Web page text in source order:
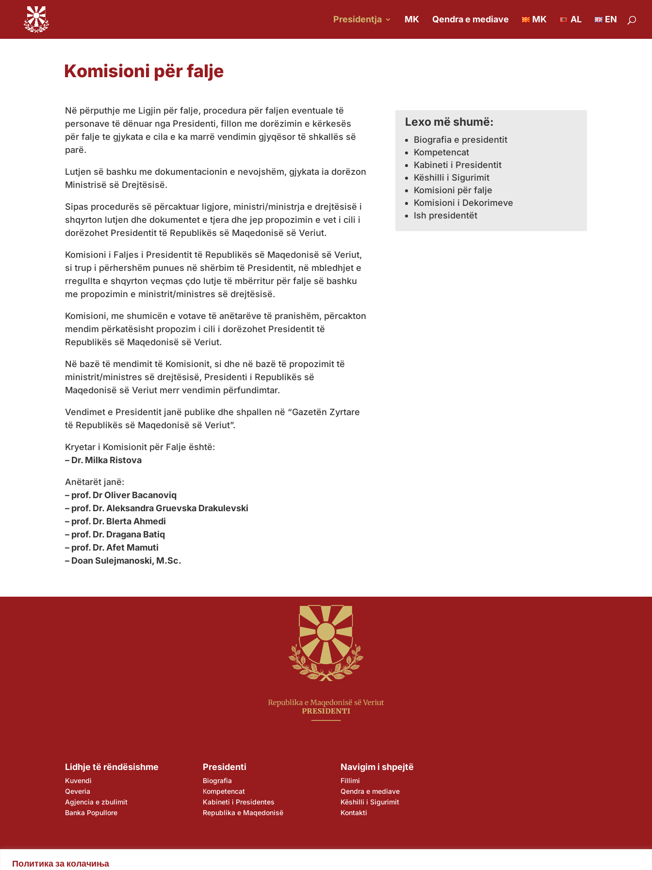
Политика за колачиња
Presidentja MK Qendra e mediave MK AL EN
Komisioni për falje
Në përputhje me Ligjin për falje, procedura për faljen eventuale të
personave të dënuar nga Presidenti, fillon me dorëzimin e kërkesës
për falje te gjykata e cila e ka marrë vendimin gjyqësor të shkallës së
parë.
Lutjen së bashku me dokumentacionin e nevojshëm, gjykata ia dorëzon
Ministrisë së Drejtësisë.
Sipas procedurës së përcaktuar ligjore, ministri/ministrja e drejtësisë i
shqyrton lutjen dhe dokumentet e tjera dhe jep propozimin e vet i cili i
dorëzohet Presidentit të Republikës së Maqedonisë së Veriut.
Komisioni i Faljes i Presidentit të Republikës së Maqedonisë së Veriut,
si trup i përhershëm punues në shërbim të Presidentit, në mbledhjet e
rregullta e shqyrton veçmas çdo lutje të mbërritur për falje së bashku
me propozimin e ministrit/ministres së drejtësisë.
Komisioni, me shumicën e votave të anëtarëve të pranishëm, përcakton
mendim përkatësisht propozim i cili i dorëzohet Presidentit të
Republikës së Maqedonisë së Veriut.
Në bazë të mendimit të Komisionit, si dhe në bazë të propozimit të
ministrit/ministres së drejtësisë, Presidenti i Republikës së
Maqedonisë së Veriut merr vendimin përfundimtar.
Vendimet e Presidentit janë publike dhe shpallen në “Gazetën Zyrtare
të Republikës së Maqedonisë së Veriut”.
Kryetar i Komisionit për Falje është:
– Dr. Milka Ristova
Anëtarët janë:
– prof. Dr Oliver Bacanoviq
– prof. Dr. Aleksandra Gruevska Drakulevski
– prof. Dr. Blerta Ahmedi
– prof. Dr. Dragana Batiq
– prof. Dr. Afet Mamuti
– Doan Sulejmanoski, M.Sc.
Lexo më shumë:
Biografia e presidentit
Kompetencat
Kabineti i Presidentit
Këshilli i Sigurimit
Komisioni për falje
Komisioni i Dekorimeve
Ish presidentët
Lidhje të rëndësishme
Kuvendi
Qeveria
Agjencia e zbulimit
Banka Popullore
Presidenti
Biografia
Кompetencat
Kabineti i Presidentes
Republika e Maqedonisë
Navigim i shpejtë
Fillimi
Qendra e mediave
Këshilli i Sigurimit
Kontakti
Kuvendi Qeveria